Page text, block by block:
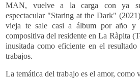
MAN, vuelve a la carga con ya
espectacular "Staring at the Dark"
vieja te sale casi a álbum por año y
compositiva del residente en La Ràpita
inusitada como eficiente en el
trabajos.
La temática del trabajo es el amor, como